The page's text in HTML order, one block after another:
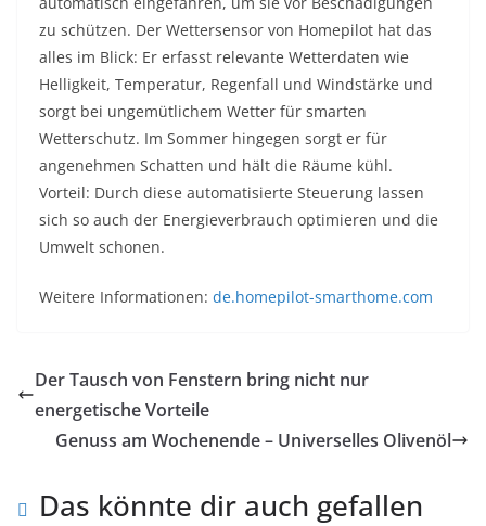
zu schützen. Der Wettersensor von Homepilot hat das
alles im Blick: Er erfasst relevante Wetterdaten wie
Helligkeit, Temperatur, Regenfall und Windstärke und
sorgt bei ungemütlichem Wetter für smarten
Wetterschutz. Im Sommer hingegen sorgt er für
angenehmen Schatten und hält die Räume kühl.
Vorteil: Durch diese automatisierte Steuerung lassen
sich so auch der Energieverbrauch optimieren und die
Umwelt schonen.
Weitere Informationen: de.homepilot-smarthome.com
Der Tausch von Fenstern bring nicht nur
energetische Vorteile
Genuss am Wochenende – Universelles Olivenöl
Das könnte dir auch gefallen